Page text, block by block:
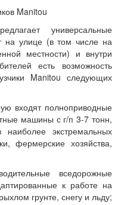
Manitou
универсальные
на улице (в том числе на
местности) и внутри
есть возможность
Manitou следующих
входят полноприводные
машины с г/п 3-7 тонн,
экстремальных
фермерские хозяйства,
вседорожные
к работе на
грунте, снегу и льду;